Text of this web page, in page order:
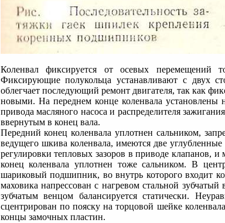
Коленвал фиксируется от осевых перемещений
Фиксирующие полукольца устанавливают с двух
облегчает последующий ремонт двигателя, так как
новыми. На переднем конце коленвала
привода масляного насоса и распределителя
ввернутым в конец вала.
Передний конец коленвала уплотнен сальником,
ведущего шкива коленвала, имеются две
регулировки тепловых зазоров в приводе клапанов,
конец коленвала уплотнен тоже сальником. В
шариковый подшипник, во внутрь которого входит
маховика напрессован с нагревом стальной
зубчатым венцом балансируется статически.
сцентрирован по пояску на торцовой шейке
концы замочных пластин.